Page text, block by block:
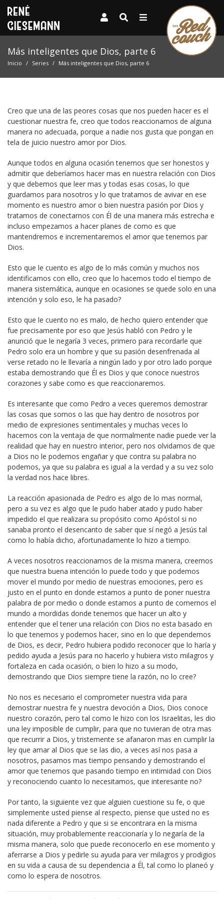
Más inteligentes que Dios, parte 6
Inicio Series Más inteligentes que Dios, parte 6
Creo que una de las peores cosas que nos pueden hacer es el
cuestionar nuestra fe, creo que todos reaccionamos de alguna
manera no adecuada, porque a nadie nos gusta que pongan en
tela de juicio nuestro amor por Dios.
Aunque todos en alguna ocasión tenemos que ser honestos y
admitir que deberíamos hacer mas en nuestra relación con Dios
y que debemos que leer mas y todas esas cosas, lo que
guardamos para nosotros y lo que tratamos de avivar en ese
momento es nuestro amor o bien nuestra pasión por Dios y
tratamos de conectarnos con Él de una manera más estrecha e
incluso empezamos a hacer planes de como es que
mantendremos e incrementaremos el amor que tenemos par
Dios.
Esto que le cuento es algo de lo más común y muchos nos
identificamos con ello, creo que lo hacemos todo el tiempo de
manera sistemática, aunque en ocasiones se quede solo en una
intención y solo eso, le ha pasado?
Esto que le cuento no es malo, de hecho quiero entender que
fue precisamente por eso que Jesús habló con Pedro y le
anunció que le negaría 3 veces, primero para recordarle que
Pedro solo era un hombre y que su pasión desenfrenada al
verse retado no le llevaría a ningún lado y por otro lado porque
estaba demostrando que Él es Dios y que conoce nuestros
corazones y sabe como es que reaccionaremos.
Es interesante que como Pedro a veces queremos demostrar
las cosas que somos o las que hay dentro de nosotros por
medio de expresiones sentimentales y muchas veces lo
hacemos con la ventaja de que normalmente nadie puede ver la
realidad que hay en nuestro interior, pero nos olvidamos de que
a Dios no le podemos engañar y que contra su palabra no
podemos, ya que su palabra es igual a la verdad y a su vez solo
la verdad nos hace libres.
La reacción apasionada de Pedro es algo de lo mas normal,
pero a su vez es algo que le pudo haber atado y pudo haber
impedido el que realizara su propósito como Apóstol si no
sanaba pronto el desencanto de saber que sí negó a Jesús tal
como lo había dicho, afortunadamente lo hizo a tiempo.
A veces nosotros reaccionamos de la misma manera, creemos
que nuestra buena intención lo puede todo y que podemos
mover el mundo por medio de nuestras emociones, pero es
justo en el punto en donde estamos a punto de poner nuestra
palabra de por medio o donde estamos a punto de comernos el
mundo a mordidas donde tenemos que hacer un alto y
entender que el tener una relación con Dios no esta basado en
lo que tenemos y podemos hacer, sino en lo que dependemos
de Dios, es decir, Pedro hubiera podido reconocer que lo haría y
pedido ayuda a Jesús para no hacerlo y hubiera visto milagros y
fortaleza en cada ocasión, o bien lo hizo a su modo,
demostrando que Dios siempre tiene la razón, no lo cree?
No nos es necesario el comprometer nuestra vida para
demostrar nuestra fe y nuestra devoción a Dios, Dios conoce
nuestro corazón, pero tal como le hizo con los Israelitas, les dio
una ley imposible de cumplir, para que no tuvieran de otra mas
que recurrir a Dios, y tristemente se afanaron mas en cumplir la
ley que amar al Dios que se las dio, a veces así nos pasa a
nosotros, pasamos mas tiempo pensando y demostrando el
amor que tenemos que pasando tiempo en intimidad con Dios
y reconociendo cuanto lo necesitamos, que interesante no?
Por tanto, la siguiente vez que alguien cuestione su fe, o que
simplemente usted piense al respecto, piense que usted no es
nada diferente a Pedro y que si se encontrara en la misma
situación, muy probablemente reaccionaría y lo negaría de la
misma manera, solo que puede reconocerlo en ese momento y
aferrarse a Dios y pedirle su ayuda para ver milagros y prodigios
en su vida a causa de su dependencia a Él, tal como lo planeó y
como lo espera de nosotros.